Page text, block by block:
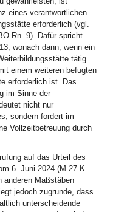
eines verantwortlichen
erforderlich (vgl.
Rn. 9). Dafür spricht
wonach dann, wenn ein
tätig
einem weiteren befugten
erforderlich ist. Das
im Sinne der
nicht nur
sondern fordert im
Vollzeitbetreuung durch
auf das Urteil des
6. Juni 2024 (M 27 K
anderen Maßstäben
jedoch zugrunde, dass
unterscheidende